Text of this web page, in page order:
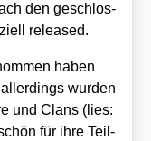
den geschlos­
released.
haben
wur­den
und Clans (lies:
für ihre Teil­